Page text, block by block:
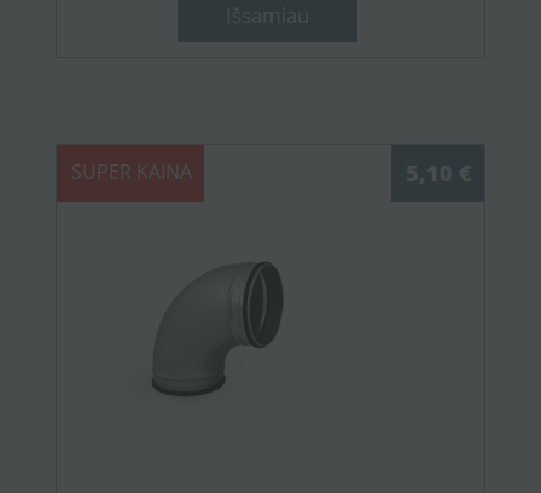
Išsamiau
SUPER KAINA 5,10 €